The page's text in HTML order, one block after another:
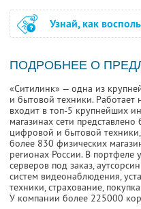
Узнай, как
ПОДРОБНЕЕ О
«Ситилинк» — одна из
и бытовой техники.
входит в топ-5 крупнейших
магазинах сети
цифровой и бытовой
более 830 физических
регионах России. В портфеле
серверов под заказ,
систем видеонаблюдения,
техники, страхование,
У компании более 225000